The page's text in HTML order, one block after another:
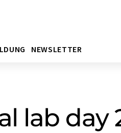
NEWSLETTER
lab day